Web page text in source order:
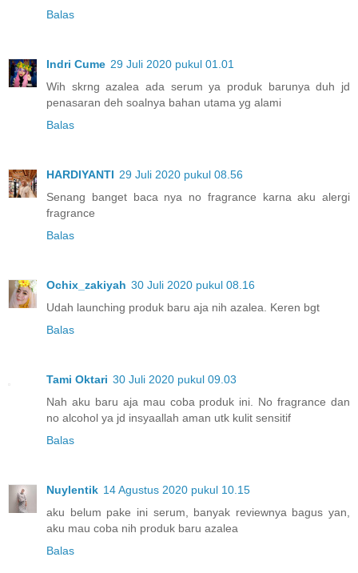
Balas
Indri Cume 29 Juli 2020 pukul 01.01
Wih skrng azalea ada serum ya produk barunya duh jd
penasaran deh soalnya bahan utama yg alami
Balas
HARDIYANTI 29 Juli 2020 pukul 08.56
Senang banget baca nya no fragrance karna aku alergi
fragrance
Balas
Ochix_zakiyah 30 Juli 2020 pukul 08.16
Udah launching produk baru aja nih azalea. Keren bgt
Balas
Tami Oktari 30 Juli 2020 pukul 09.03
Nah aku baru aja mau coba produk ini. No fragrance dan
no alcohol ya jd insyaallah aman utk kulit sensitif
Balas
Nuylentik 14 Agustus 2020 pukul 10.15
aku belum pake ini serum, banyak reviewnya bagus yan,
aku mau coba nih produk baru azalea
Balas